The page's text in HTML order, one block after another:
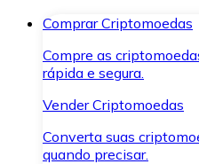
Comprar Criptomoedas
Compre as
rápida e segura.
Vender Criptomoedas
Converta suas
quando precisar.